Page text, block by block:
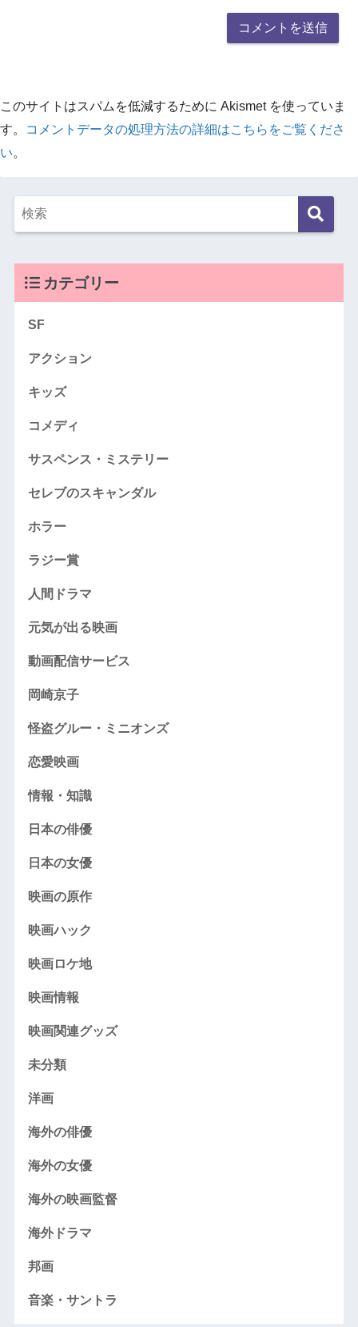
このサイトはスパムを低減するために Akismet を使っていま
す。
コメントデータの処理方法の詳細はこちらをご覧くださ
い。
カテゴリー
SF
アクション
キッズ
コメディ
サスペンス・ミステリー
セレブのスキャンダル
ホラー
ラジー賞
人間ドラマ
元気が出る映画
動画配信サービス
岡崎京子
怪盗グルー・ミニオンズ
恋愛映画
情報・知識
日本の俳優
日本の女優
映画の原作
映画ハック
映画ロケ地
映画情報
映画関連グッズ
未分類
洋画
海外の俳優
海外の女優
海外の映画監督
海外ドラマ
邦画
音楽・サントラ